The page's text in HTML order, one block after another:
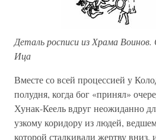
Деталь росписи из Храма
Ица
Вместе со всей процессией у
полудня, когда бог «принял»
Хунак-Кеель вдруг неожиданно
узкому коридору из людей,
которой сталкивали жертву